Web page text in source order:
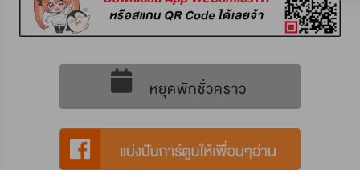
หยุดพักชั่วคราว